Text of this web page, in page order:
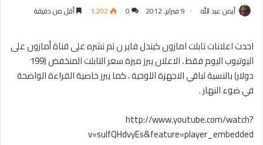
أيمن عبد الله 9 فبراير, 2012 0 1٬202 أقل من دقيقة
احدث اعلانات تابلت امازون كيندل فاير ن تم نشره على قناة أمازون على
اليوتيوب اليوم فقط ، الاعلان يبرز ميزة سعر التابلت المنخفض (199
دولار) بالنسبة لباقي الاجهزة اللوحية ، كما يبرز خاصية القراءة الواضحة
في ضوء النهار .
http://www.youtube.com/watch?
v=sulfQHdvyEs&feature=player_embedded